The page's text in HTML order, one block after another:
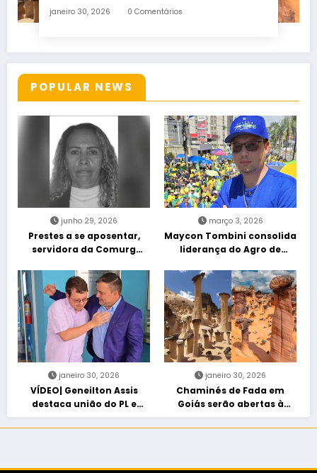
janeiro 30, 2026 0 Comentários
POPULAR NEWS
junho 29, 2026
Prestes a se aposentar,
servidora da Comurg
entra em protocolo de
morte encefálica
março 3, 2026
Maycon Tombini consolida
liderança do Agro de
“Acorda Brasil” em Goiânia
janeiro 30, 2026
VÍDEO| Geneilton Assis
destaca união do PL e
consolidação de apoio a
Maycon Tombini em Jataí
janeiro 30, 2026
Chaminés de Fada em
Goiás serão abertas à
visitação controlada